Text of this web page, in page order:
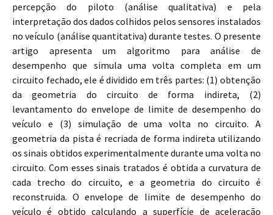
percepção do piloto (análise qualitativa) e pela
interpretação dos dados colhidos pelos sensores instalados
no veículo (análise quantitativa) durante testes. O presente
artigo apresenta um algoritmo para análise de
desempenho que simula uma volta completa em um
circuito fechado, ele é dividido em três partes: (1) obtenção
da geometria do circuito de forma indireta, (2)
levantamento do envelope de limite de desempenho do
veículo e (3) simulação de uma volta no circuito. A
geometria da pista é recriada de forma indireta utilizando
os sinais obtidos experimentalmente durante uma volta no
circuito. Com esses sinais tratados é obtida a curvatura de
cada trecho do circuito, e a geometria do circuito é
reconstruida. O envelope de limite de desempenho do
veículo é obtido calculando a superfície de aceleração